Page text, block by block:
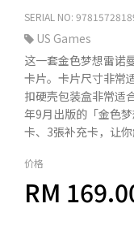
SERIAL NO:
US Games
这一套金色梦想雷诺
卡片。卡片尺寸非常
扣硬壳包装盒非常适
年9月出版的「金色
卡、3張补充卡，让你
价格
RM